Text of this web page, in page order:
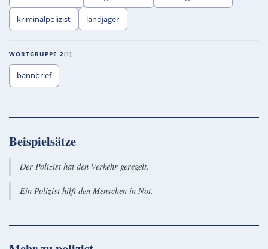
kriminalpolizist landjäger
WORTGRUPPE 2 1
bannbrief
Beispielsätze
Der Polizist hat den Verkehr geregelt.
Ein Polizist hilft den Menschen in Not.